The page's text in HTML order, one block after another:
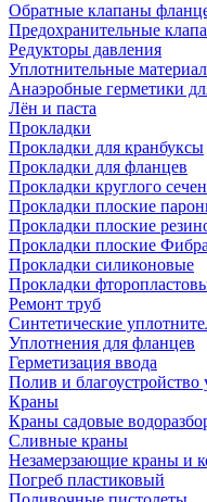
Обратные клапаны
Предохранительные
Редукторы давления
Уплотнительные
Анаэробные герметики
Лён и паста
Прокладки
Прокладки для кранбуксы
Прокладки для фланцев
Прокладки круглого
Прокладки плоские
Прокладки плоские
Прокладки плоские Фибра
Прокладки силиконовые
Прокладки
Ремонт труб
Синтетические
Уплотнения для фланцев
Герметизация ввода
Полив и благоустройство
Краны
Краны садовые
Сливные краны
Незамерзающие краны и
Погреб пластиковый